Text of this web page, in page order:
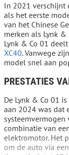
In 2021 verschijnt
als het eerste
van het Chinese
merken als Lynk &
Lynk & Co 01
XC40. Vanwege
model snel aan
PRESTATIES
De Lynk & Co 01
aan 2024 was dat
combinatie van
elektromotor. Het
om de auto via